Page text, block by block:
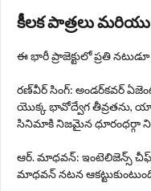
కీలక పాత్రలు
ఈ భారీ ప్రాజెక్టులో ప్రతి
రణ్‌వీర్ సింగ్: అండర్‌కవర్
యొక్క భావోద్వేగ తీవ్రతను,
సినిమాకి నిజమైన ధూరంధర్గా
ఆర్‌. మాధవన్: ఇంటెలిజెన్స్
మాధవన్ నటన